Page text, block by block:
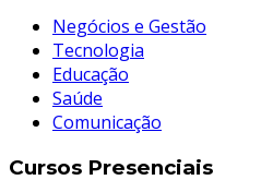
Negócios e Gestão
Tecnologia
Educação
Saúde
Comunicação
Cursos Presenciais